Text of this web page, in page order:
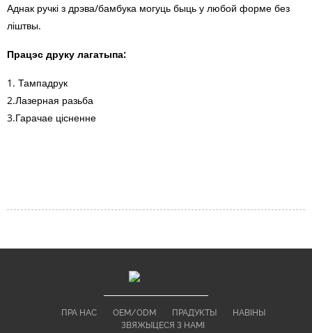
Аднак ручкі з дрэва/бамбука могуць быць у любой форме без
ліштвы.
Працэс друку лагатыпа:
1. Тампадрук
2.Лазерная разьба
3.Гарачае цісненне
ПРА НАС OEM/ODM ПРАДУКТЫ
НАВІНЫ
ЗВЯЖЫЦЕСЯ З НАМІ